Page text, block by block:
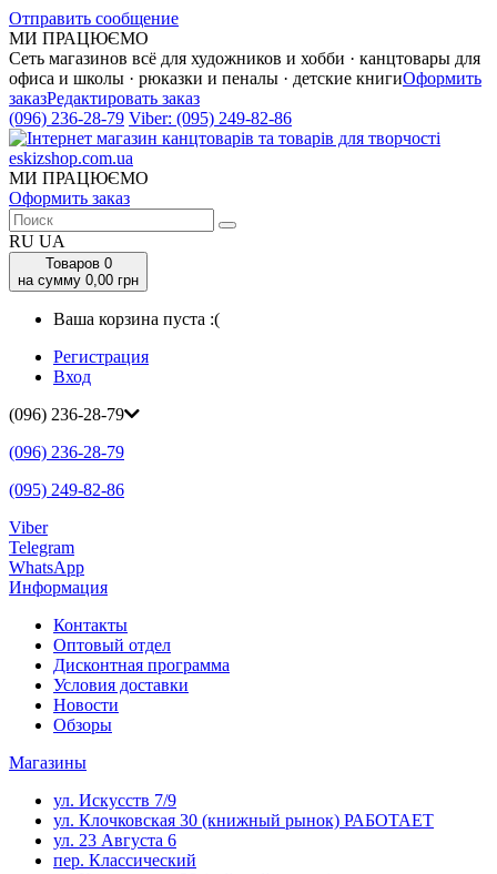
Отправить сообщение
МИ ПРАЦЮЄМО
Сеть магазинов всё для художников и хобби · канцтовары для
офиса и школы · рюказки и пеналы · детские книгиОформить
заказРедактировать заказ
(096) 236-28-79 Viber: (095) 249-82-86
МИ ПРАЦЮЄМО
Оформить заказ
RU UA
Товаров 0
на сумму 0,00 грн
Ваша корзина пуста :(
Регистрация
Вход
(096) 236-28-79
(096) 236-28-79
(095) 249-82-86
Viber
Telegram
WhatsApp
Информация
Контакты
Оптовый отдел
Дисконтная программа
Условия доставки
Новости
Обзоры
Магазины
ул. Искусств 7/9
ул. Клочковская 30 (книжный рынок) РАБОТАЕТ
ул. 23 Августа 6
пер. Классический